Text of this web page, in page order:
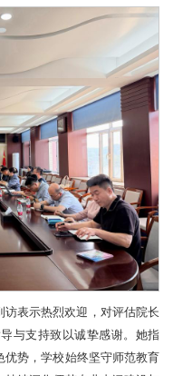
表示热烈欢迎，对评估院长
与支持致以诚挚感谢。她指
优势，学校始终坚守师范教育